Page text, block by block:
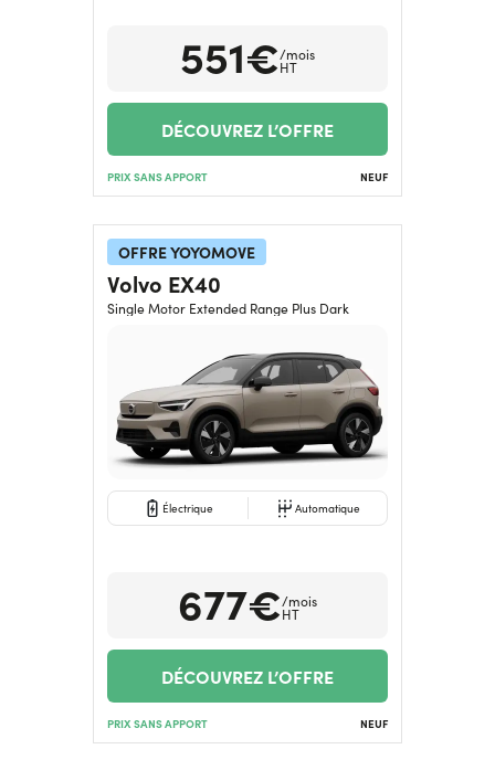
551€/mois
HT
DÉCOUVREZ L’OFFRE
PRIX SANS APPORT NEUF
OFFRE YOYOMOVE
Volvo EX40
Single Motor Extended Range Plus Dark
Électrique Automatique
677€/mois
HT
DÉCOUVREZ L’OFFRE
PRIX SANS APPORT NEUF